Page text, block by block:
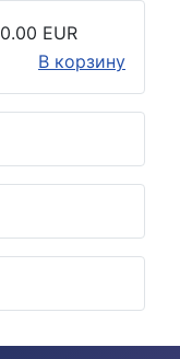
0.00 EUR
В корзину